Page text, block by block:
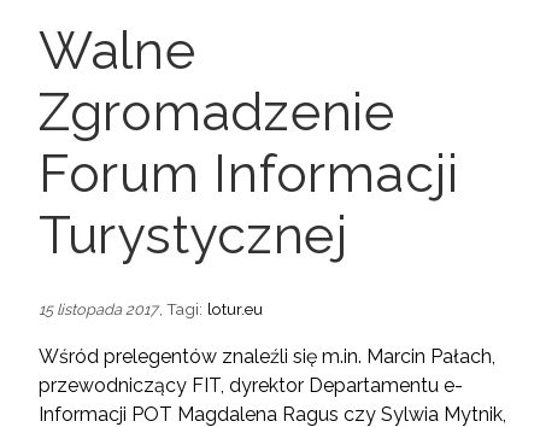
Walne
Zgromadzenie
Forum Informacji
Turystycznej
15 listopada 2017, Tagi: lotur.eu
Wśród prelegentów znaleźli się m.in. Marcin Pałach,
przewodniczący FIT, dyrektor Departamentu e-
Informacji POT Magdalena Ragus czy Sylwia Mytnik,